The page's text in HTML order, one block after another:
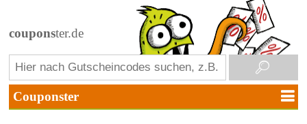
couponster.de